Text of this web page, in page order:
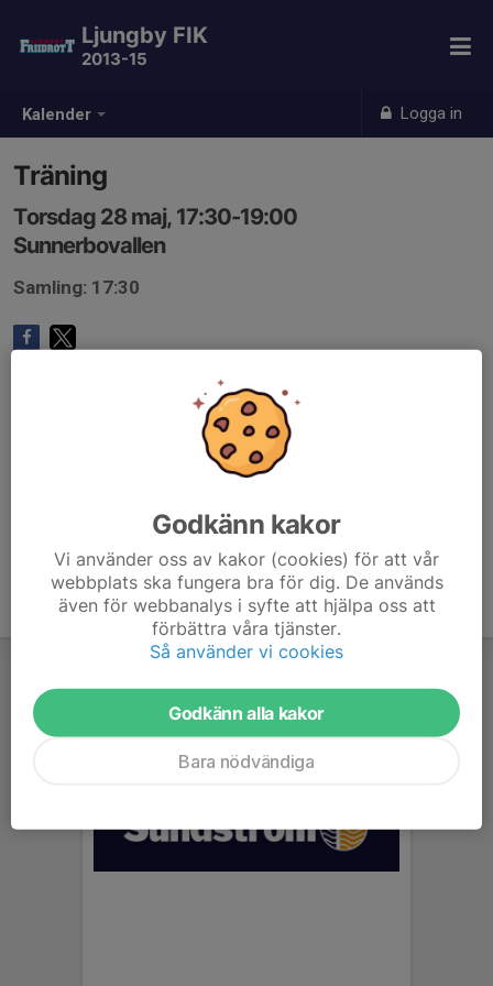
Kalender Logga in
Ljungby FIK
2013-15
Träning
Torsdag 28 maj, 17:30-19:00
Sunnerbovallen
Samling: 17:30
Godkänn kakor
Vi använder oss av kakor (cookies) för att vår
webbplats ska fungera bra för dig. De används
även för webbanalys i syfte att hjälpa oss att
förbättra våra tjänster.
Så använder vi cookies
Godkänn alla kakor
Bara nödvändiga